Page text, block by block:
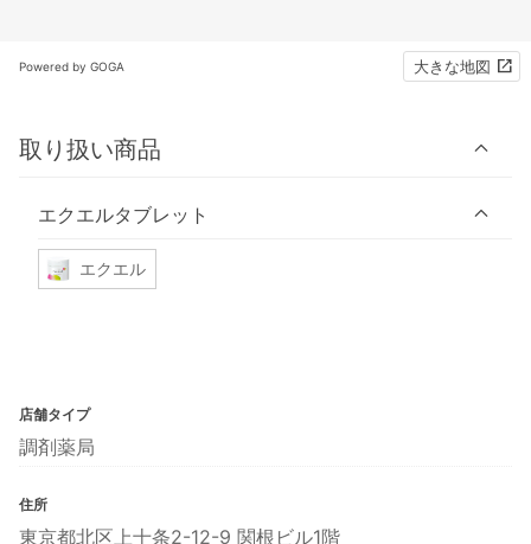
Powered by GOGA 大きな地図
取り扱い商品
エクエルタブレット
エクエル
店舗タイプ
調剤薬局
住所
東京都北区上十条2-12-9 関根ビル1階